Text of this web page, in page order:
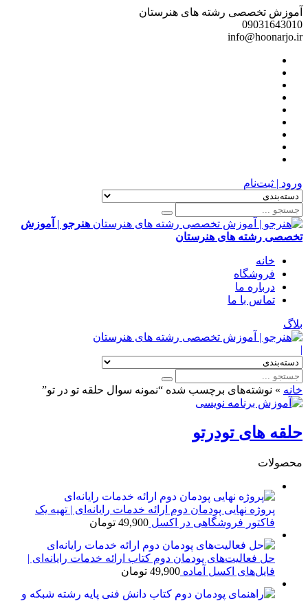
آموزش تخصصی رشته های هنرستان
09031643010
info@hoonarjo.ir
ورود | ثبت‌نام
هنرجو | آموزش
تخصصی رشته های هنرستان
خانه
فروشگاه
درباره ما
تماس با ما
بلاگ
|
خانه » نوشته‌های برچسب شده “نمونه سوال حلقه تو در تو”
حلقه های تودرتو
محصولات
پروژه نهایی پودمان دوم ارائه خدمات رایانه‌ای | تهیه یک
فاکتور فروشگاهی در اکسل 49,900 تومان
حل فعالیت‌های پودمان دوم کتاب ارائه خدمات رایانه‌ای |
فایل‌های اکسل آماده 49,900 تومان